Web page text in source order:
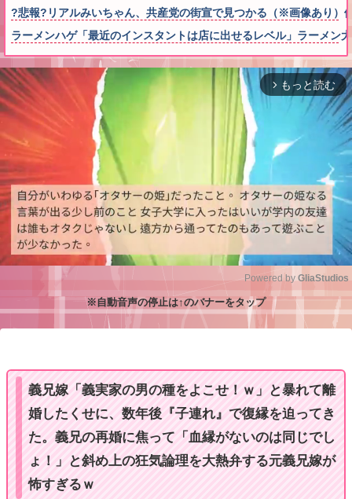
?悲報?リアルみいちゃん、共産党の街宣で見つかる（※画像あり）
ラーメンハゲ「最近のインスタントは店に出せるレベル」ラーメン
arrow_forward_ios もっと読む
M
Powered by GliaStudios
※自動音声の停止は↑のバナーをタップ
義兄嫁「義実家の男の種をよこせ！ｗ」と暴れて離
婚したくせに、数年後『子連れ』で復縁を迫ってき
た。義兄の再婚に焦って「血縁がないのは同じでし
ょ！」と斜め上の狂気論理を大熱弁する元義兄嫁が
怖すぎるｗ